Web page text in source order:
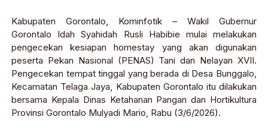
Kabupaten Gorontalo, Kominfotik – Wakil Gubernur
Gorontalo Idah Syahidah Rusli Habibie mulai melakukan
pengecekan kesiapan homestay yang akan digunakan
peserta Pekan Nasional (PENAS) Tani dan Nelayan XVII.
Pengecekan tempat tinggal yang berada di Desa Bunggalo,
Kecamatan Telaga Jaya, Kabupaten Gorontalo itu dilakukan
bersama Kepala Dinas Ketahanan Pangan dan Hortikultura
Provinsi Gorontalo Mulyadi Mario, Rabu (3/6/2026).